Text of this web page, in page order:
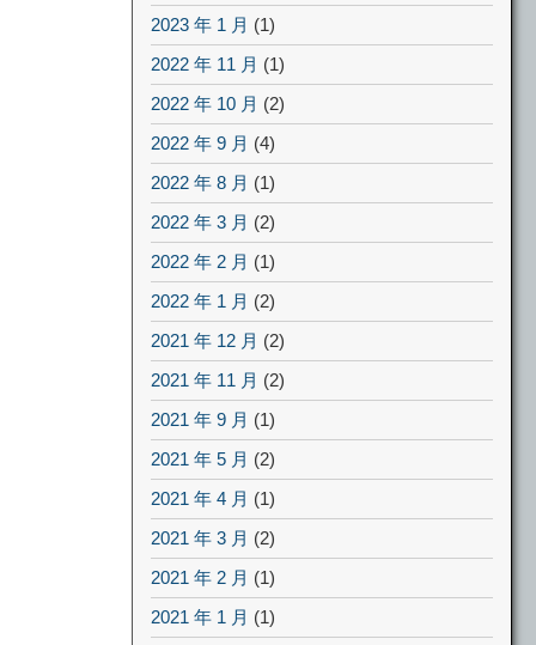
2023 年 1 月 (1)
2022 年 11 月 (1)
2022 年 10 月 (2)
2022 年 9 月 (4)
2022 年 8 月 (1)
2022 年 3 月 (2)
2022 年 2 月 (1)
2022 年 1 月 (2)
2021 年 12 月 (2)
2021 年 11 月 (2)
2021 年 9 月 (1)
2021 年 5 月 (2)
2021 年 4 月 (1)
2021 年 3 月 (2)
2021 年 2 月 (1)
2021 年 1 月 (1)